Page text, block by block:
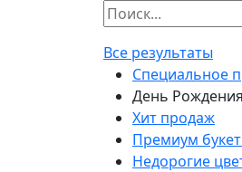
Все результаты
Специальное
День Рождения
Хит продаж
Премиум
Недорогие